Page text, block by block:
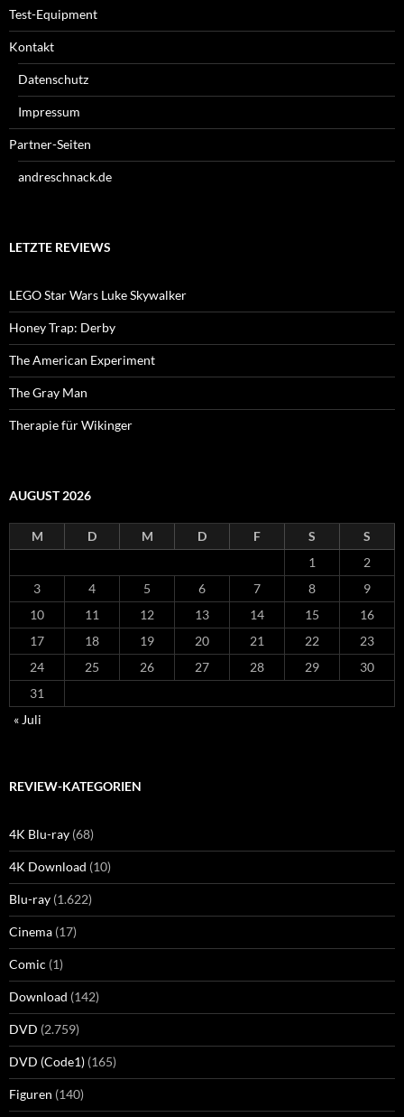
Test-Equipment
Kontakt
Datenschutz
Impressum
Partner-Seiten
andreschnack.de
LETZTE REVIEWS
LEGO Star Wars Luke Skywalker
Honey Trap: Derby
The American Experiment
The Gray Man
Therapie für Wikinger
AUGUST 2026
M D M D F S
S
1
2
3
4 5 6 7 8
9
10
11 12 13 14 15
16
17
18 19 20 21 22
23
24
25 26 27 28 29
30
31
« Juli
REVIEW-KATEGORIEN
4K Blu-ray (68)
4K Download (10)
Blu-ray (1.622)
Cinema (17)
Comic (1)
Download (142)
DVD (2.759)
DVD (Code1) (165)
Figuren (140)